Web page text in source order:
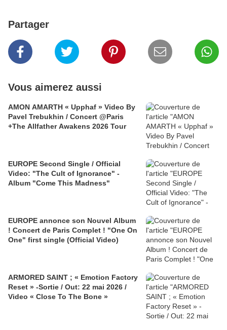
Partager
Vous aimerez aussi
AMON AMARTH « Upphaf » Video By
Pavel Trebukhin / Concert @Paris
+The Allfather Awakens 2026 Tour
EUROPE Second Single / Official
Video: "The Cult of Ignorance" -
Album "Come This Madness"
EUROPE annonce son Nouvel Album
! Concert de Paris Complet ! "One On
One" first single (Official Video)
ARMORED SAINT ; « Emotion Factory
Reset » -Sortie / Out: 22 mai 2026 /
Video « Close To The Bone »